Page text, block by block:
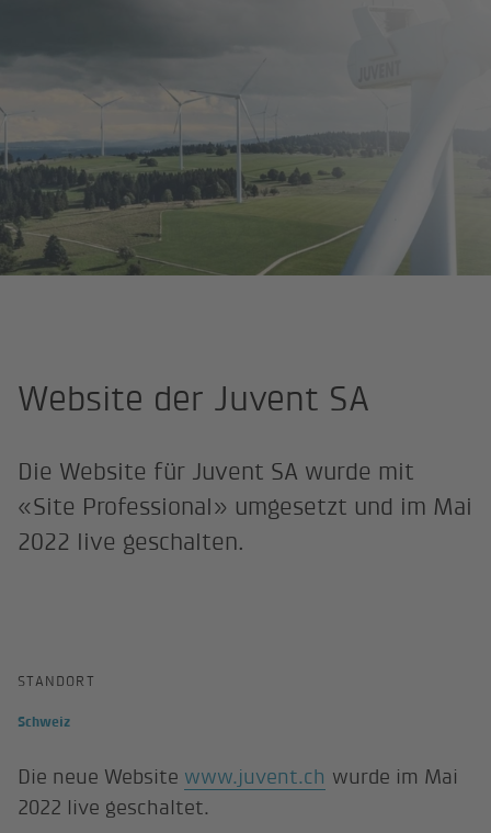
Website der Juvent SA
Die Website für Juvent SA wurde mit
«Site Professional» umgesetzt und im Mai
2022 live geschalten.
STANDORT
Schweiz
Die neue Website www.juvent.ch wurde im Mai
2022 live geschaltet.